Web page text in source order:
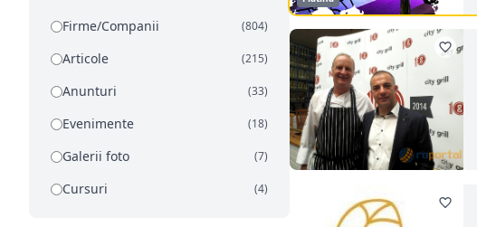
Firme/Companii
(804)
Articole (215)
Anunturi (33)
Evenimente (18)
Galerii foto (7)
Cursuri (4)